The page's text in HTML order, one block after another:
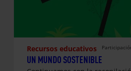
Recursos educativos
UN MUNDO SOSTENIBLE